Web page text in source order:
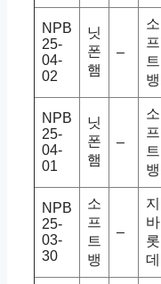
NPB
25-
04-
02
닛
폰
햄
–
소
프
트
뱅
NPB
25-
04-
01
닛
폰
햄
–
소
프
트
뱅
NPB
25-
03-
30
소
프
트
뱅
–
지
바
롯
데